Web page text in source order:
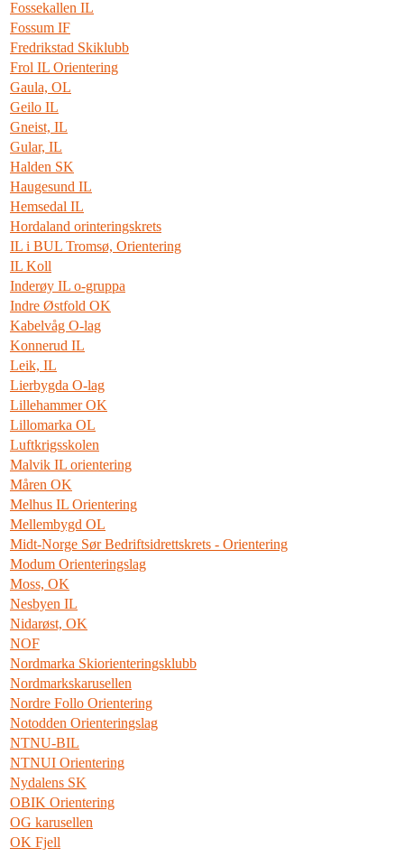
Fossekallen IL
Fossum IF
Fredrikstad Skiklubb
Frol IL Orientering
Gaula, OL
Geilo IL
Gneist, IL
Gular, IL
Halden SK
Haugesund IL
Hemsedal IL
Hordaland orinteringskrets
IL i BUL Tromsø, Orientering
IL Koll
Inderøy IL o-gruppa
Indre Østfold OK
Kabelvåg O-lag
Konnerud IL
Leik, IL
Lierbygda O-lag
Lillehammer OK
Lillomarka OL
Luftkrigsskolen
Malvik IL orientering
Måren OK
Melhus IL Orientering
Mellembygd OL
Midt-Norge Sør Bedriftsidrettskrets - Orientering
Modum Orienteringslag
Moss, OK
Nesbyen IL
Nidarøst, OK
NOF
Nordmarka Skiorienteringsklubb
Nordmarkskarusellen
Nordre Follo Orientering
Notodden Orienteringslag
NTNU-BIL
NTNUI Orientering
Nydalens SK
OBIK Orientering
OG karusellen
OK Fjell